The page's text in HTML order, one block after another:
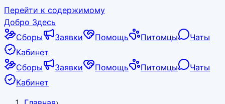
Перейти к содержимому
Добро Здесь
Сборы
Заявки Помощь Питомцы
Чаты
Кабинет
Сборы
Заявки Помощь Питомцы
Чаты
Кабинет